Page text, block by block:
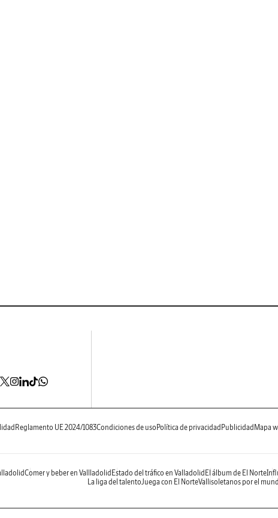
Reglamento UE 2024/1083Condiciones de uso Política de privacidad Publicidad Mapa
Comer y beber en Vallladolid Estado del tráfico en Valladolid El álbum de El Norte
La liga del talentoJuega con El NorteVallisoletanos por el